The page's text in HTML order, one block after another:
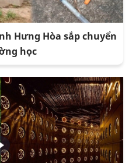
Hưng Hòa sắp chuyển
học